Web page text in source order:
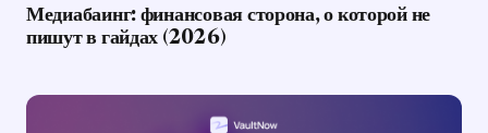
Медиабаинг: финансовая сторона, о которой не
пишут в гайдах (2026)